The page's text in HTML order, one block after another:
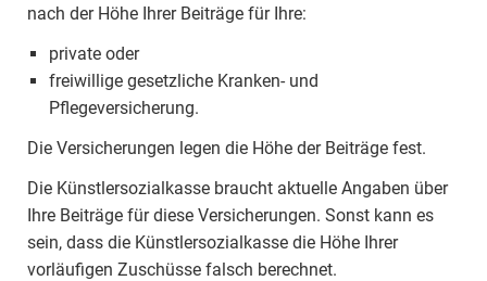
nach der Höhe Ihrer Beiträge für Ihre:
private oder
freiwillige gesetzliche Kranken- und
Pflegeversicherung.
Die Versicherungen legen die Höhe der Beiträge fest.
Die Künstlersozialkasse braucht aktuelle Angaben über
Ihre Beiträge für diese Versicherungen. Sonst kann es
sein, dass die Künstlersozialkasse die Höhe Ihrer
vorläufigen Zuschüsse falsch berechnet.